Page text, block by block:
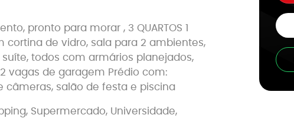
pronto para morar , 3 QUARTOS 1
cortina de vidro, sala para 2 ambientes,
todos com armários planejados,
vagas de garagem Prédio com:
câmeras, salão de festa e piscina
Supermercado, Universidade,